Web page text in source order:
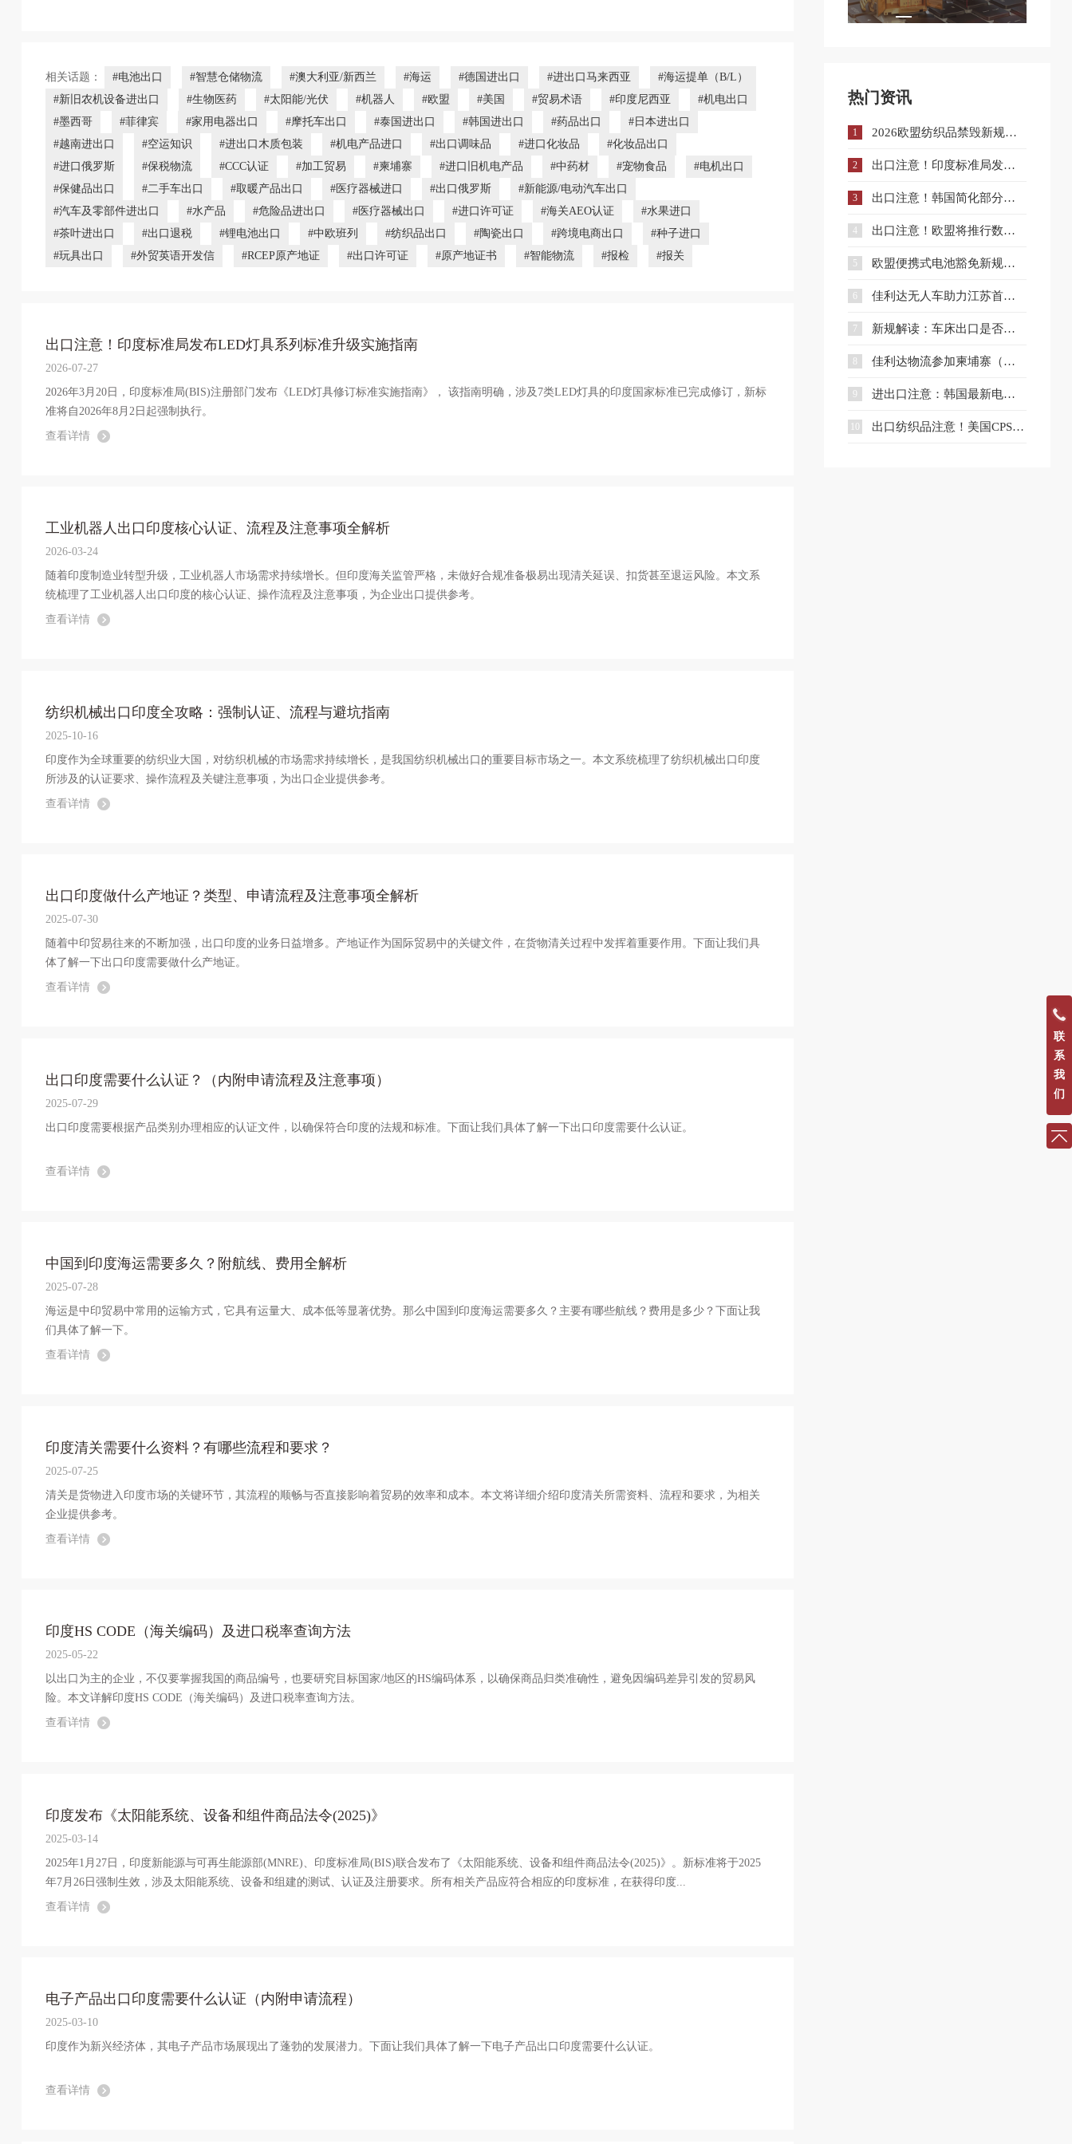
相关话题： #电池出口 #智慧仓储物流 #澳大利亚/新西兰 #海运 #德国进出口 #进出口马来西亚
#海运提单（B/L）
#新旧农机设备进出口
#生物医药 #太阳能/光伏 #机器人 #欧盟 #美国 #贸易术语 #印度尼西亚
#机电出口
#墨西哥
#菲律宾 #家用电器出口 #摩托车出口 #泰国进出口 #韩国进出口 #药品出口
#日本进出口
#越南进出口
#空运知识 #进出口木质包装 #机电产品进口 #出口调味品 #进口化妆品
#化妆品出口
#进口俄罗斯
#保税物流 #CCC认证 #加工贸易 #柬埔寨 #进口旧机电产品 #中药材 #宠物食品
#电机出口
#保健品出口
#二手车出口 #取暖产品出口 #医疗器械进口 #出口俄罗斯
#新能源/电动汽车出口
#汽车及零部件进出口
#水产品 #危险品进出口 #医疗器械出口 #进口许可证 #海关AEO认证
#水果进口
#茶叶进出口
#出口退税 #锂电池出口 #中欧班列 #纺织品出口 #陶瓷出口 #跨境电商出口
#种子进口
#玩具出口
#外贸英语开发信 #RCEP原产地证 #出口许可证 #原产地证书 #智能物流 #报检 #报关
出口注意！印度标准局发布LED灯具系列标准升级实施指南
2026-07-27
2026年3月20日，印度标准局(BIS)注册部门发布《LED灯具修订标准实施指南》， 该指南明确，涉及7类LED灯具的印度国家标准已完成修订，新标
准将自2026年8月2日起强制执行。
查看详情
工业机器人出口印度核心认证、流程及注意事项全解析
2026-03-24
随着印度制造业转型升级，工业机器人市场需求持续增长。但印度海关监管严格，未做好合规准备极易出现清关延误、扣货甚至退运风险。本文系
统梳理了工业机器人出口印度的核心认证、操作流程及注意事项，为企业出口提供参考。
查看详情
纺织机械出口印度全攻略：强制认证、流程与避坑指南
2025-10-16
印度作为全球重要的纺织业大国，对纺织机械的市场需求持续增长，是我国纺织机械出口的重要目标市场之一。本文系统梳理了纺织机械出口印度
所涉及的认证要求、操作流程及关键注意事项，为出口企业提供参考。
查看详情
出口印度做什么产地证？类型、申请流程及注意事项全解析
2025-07-30
随着中印贸易往来的不断加强，出口印度的业务日益增多。产地证作为国际贸易中的关键文件，在货物清关过程中发挥着重要作用。下面让我们具
体了解一下出口印度需要做什么产地证。
查看详情
出口印度需要什么认证？（内附申请流程及注意事项）
2025-07-29
出口印度需要根据产品类别办理相应的认证文件，以确保符合印度的法规和标准。下面让我们具体了解一下出口印度需要什么认证。
查看详情
中国到印度海运需要多久？附航线、费用全解析
2025-07-28
海运是中印贸易中常用的运输方式，它具有运量大、成本低等显著优势。那么中国到印度海运需要多久？主要有哪些航线？费用是多少？下面让我
们具体了解一下。
查看详情
印度清关需要什么资料？有哪些流程和要求？
2025-07-25
清关是货物进入印度市场的关键环节，其流程的顺畅与否直接影响着贸易的效率和成本。本文将详细介绍印度清关所需资料、流程和要求，为相关
企业提供参考。
查看详情
印度HS CODE（海关编码）及进口税率查询方法
2025-05-22
以出口为主的企业，不仅要掌握我国的商品编号，也要研究目标国家/地区的HS编码体系，以确保商品归类准确性，避免因编码差异引发的贸易风
险。本文详解印度HS CODE（海关编码）及进口税率查询方法。
查看详情
印度发布《太阳能系统、设备和组件商品法令(2025)》
2025-03-14
2025年1月27日，印度新能源与可再生能源部(MNRE)、印度标准局(BIS)联合发布了《太阳能系统、设备和组件商品法令(2025)》。新标准将于2025
年7月26日强制生效，涉及太阳能系统、设备和组建的测试、认证及注册要求。所有相关产品应符合相应的印度标准，在获得印度...
查看详情
电子产品出口印度需要什么认证（内附申请流程）
2025-03-10
印度作为新兴经济体，其电子产品市场展现出了蓬勃的发展潜力。下面让我们具体了解一下电子产品出口印度需要什么认证。
查看详情
热门资讯
1 2026欧盟纺织品禁毁新规解读：对欧纺织出口库存合规与溯源指南
2 出口注意！印度标准局发布LED灯具系列标准升级实施指南
3 出口注意！韩国简化部分电气用品KC认证流程
4 出口注意！欧盟将推行数字产品护照注册制度，合规门槛进一步提升！
5 欧盟便携式电池豁免新规落地！ 电池出口企业合规要点解读
6 佳利达无人车助力江苏首单"保税维修成品转加工再出口"业务落地
7 新规解读：车床出口是否需要出口许可证？出口合规注意事项
8 佳利达物流参加柬埔寨（无锡）商务中心中柬经贸合作专题座谈会
9 进出口注意：韩国最新电池充电器安全标准解读
10 出口纺织品注意！美国CPSC电子备案新规即将实施
联
系
我
们